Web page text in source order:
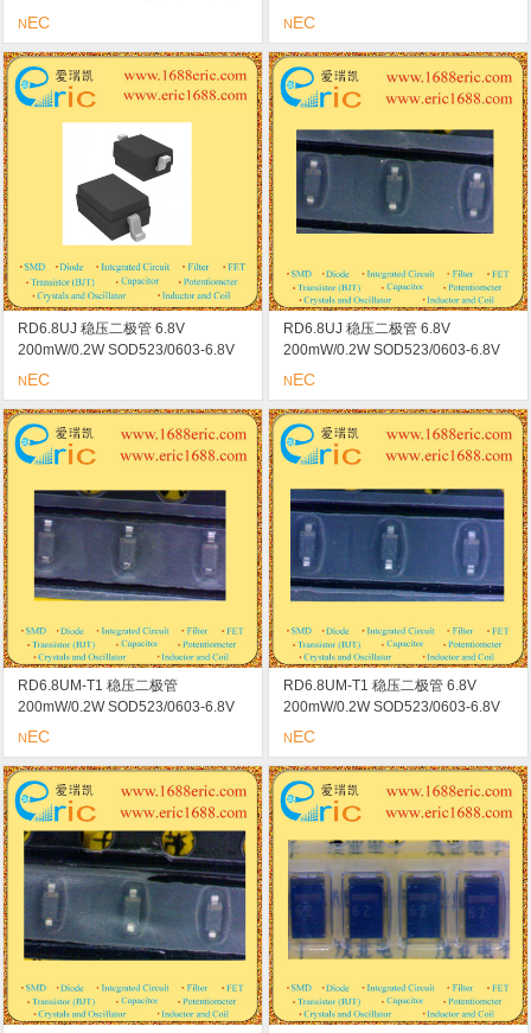
电压/恒定电流/浪涌吸收器/ESD保护
NEC
marking/标记 B2 682 恒定电压/恒定
NEC
RD6.8UJ 稳压二极管 6.8V
200mW/0.2W SOD523/0603-6.8V
marking/标记 N2 低噪声/夏普击穿特
NEC
RD6.8UJ 稳压二极管 6.8V
200mW/0.2W SOD523/0603-6.8V
marking/标记 N2 低噪声/夏普击穿特
NEC
RD6.8UM-T1 稳压二极管
200mW/0.2W SOD523/0603-6.8V
marking/标记 B1 恒定电压/恒定电
NEC
RD6.8UM-T1 稳压二极管 6.8V
200mW/0.2W SOD523/0603-6.8V
marking/标记 B2 恒定电压/恒定电
NEC